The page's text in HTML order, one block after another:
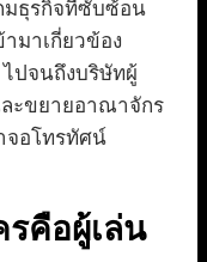
มธุรกิจที่ซับซ้อน
มาเกี่ยวข้อง
ปจนถึงบริษัทผู้
ะขยายอาณาจักร
จอโทรทัศน์
คือผู้เล่น